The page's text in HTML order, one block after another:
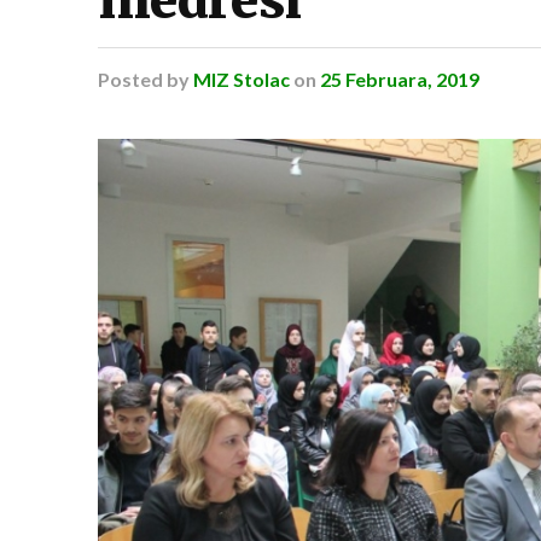
Posted by MIZ Stolac on 25 Februara, 2019